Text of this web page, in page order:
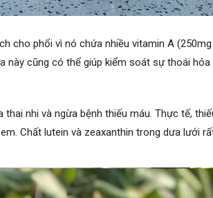
cho phổi vì nó chứa nhiều vitamin A
cũng có thể giúp kiểm soát sự thoái
nhi và ngừa bệnh thiếu máu. Thực tế,
Chất lutein và zeaxanthin trong dưa lưới